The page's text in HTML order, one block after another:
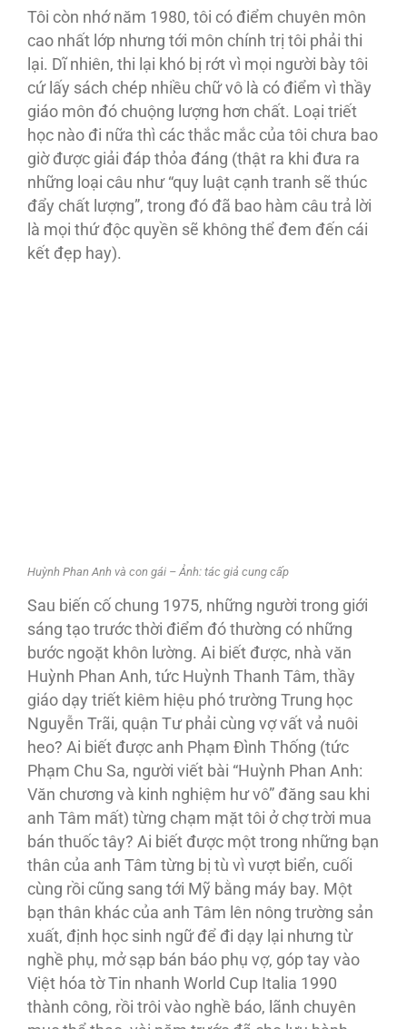
Tôi còn nhớ năm 1980, tôi có điểm chuyên môn
cao nhất lớp nhưng tới môn chính trị tôi phải thi
lại. Dĩ nhiên, thi lại khó bị rớt vì mọi người bày tôi
cứ lấy sách chép nhiều chữ vô là có điểm vì thầy
giáo môn đó chuộng lượng hơn chất. Loại triết
học nào đi nữa thì các thắc mắc của tôi chưa bao
giờ được giải đáp thỏa đáng (thật ra khi đưa ra
những loại câu như “quy luật cạnh tranh sẽ thúc
đẩy chất lượng”, trong đó đã bao hàm câu trả lời
là mọi thứ độc quyền sẽ không thể đem đến cái
kết đẹp hay).
Huỳnh Phan Anh và con gái – Ảnh: tác giả cung cấp
Sau biến cố chung 1975, những người trong giới
sáng tạo trước thời điểm đó thường có những
bước ngoặt khôn lường. Ai biết được, nhà văn
Huỳnh Phan Anh, tức Huỳnh Thanh Tâm, thầy
giáo dạy triết kiêm hiệu phó trường Trung học
Nguyễn Trãi, quận Tư phải cùng vợ vất vả nuôi
heo? Ai biết được anh Phạm Ðình Thống (tức
Phạm Chu Sa, người viết bài “Huỳnh Phan Anh:
Văn chương và kinh nghiệm hư vô” đăng sau khi
anh Tâm mất) từng chạm mặt tôi ở chợ trời mua
bán thuốc tây? Ai biết được một trong những bạn
thân của anh Tâm từng bị tù vì vượt biển, cuối
cùng rồi cũng sang tới Mỹ bằng máy bay. Một
bạn thân khác của anh Tâm lên nông trường sản
xuất, định học sinh ngữ để đi dạy lại nhưng từ
nghề phụ, mở sạp bán báo phụ vợ, góp tay vào
Việt hóa tờ Tin nhanh World Cup Italia 1990
thành công, rồi trôi vào nghề báo, lãnh chuyên